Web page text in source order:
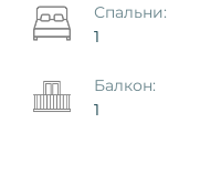
Спальни:
1
Балкон:
1